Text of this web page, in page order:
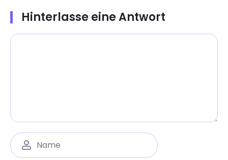
Hinterlasse eine Antwort